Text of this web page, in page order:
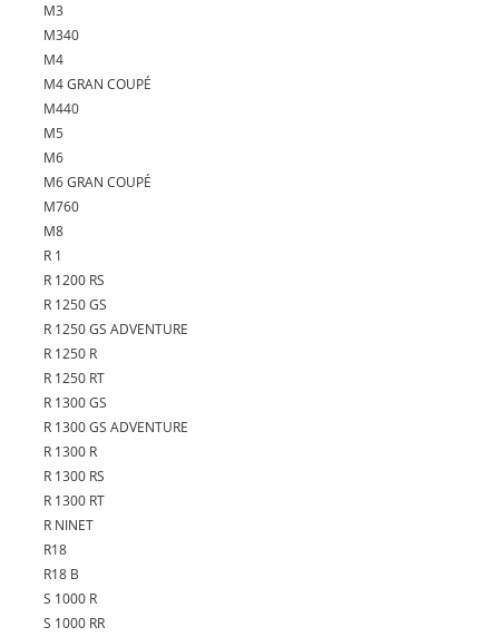
M3
M340
M4
M4 GRAN COUPÉ
M440
M5
M6
M6 GRAN COUPÉ
M760
M8
R 1
R 1200 RS
R 1250 GS
R 1250 GS ADVENTURE
R 1250 R
R 1250 RT
R 1300 GS
R 1300 GS ADVENTURE
R 1300 R
R 1300 RS
R 1300 RT
R NINET
R18
R18 B
S 1000 R
S 1000 RR